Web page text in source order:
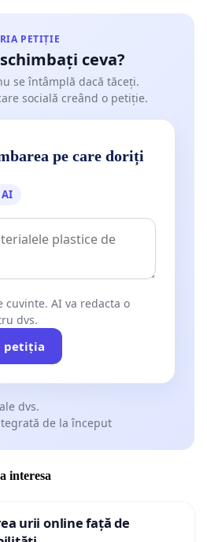
PETIȚIE
ceva?
se întâmplă dacă tăceți.
socială creând o petiție.
pe care doriți
AI va redacta o
dvs.
petiția
dvs.
de la început
interesa
urii online față de